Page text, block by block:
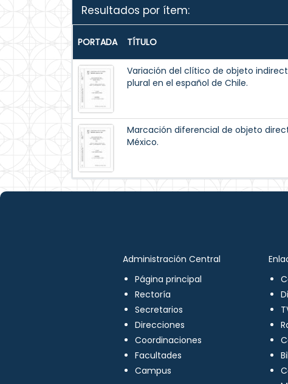
Resultados por ítem:
PORTADA TÍTULO
Variación del clítico de objeto
plural en el español de Chile.
Marcación diferencial de objeto
México.
Administración Central
Página principal
Rectoría
Secretarios
Direcciones
Coordinaciones
Facultades
Campus